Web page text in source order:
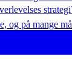
og på mange må